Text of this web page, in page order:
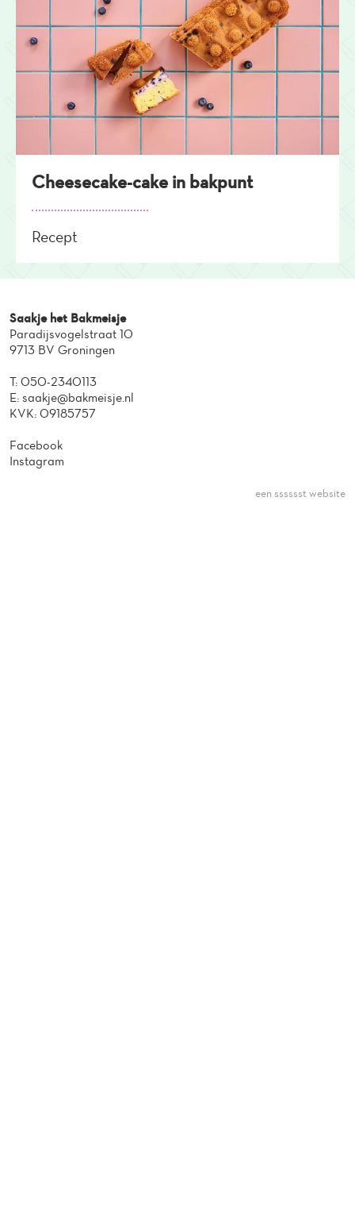
Cheesecake-cake in bakpunt
Recept
Saakje het Bakmeisje
Paradijsvogelstraat 10
9713 BV Groningen
T: 050-2340113
E: saakje@bakmeisje.nl
KVK: 09185757
Facebook
Instagram
een sssssst website